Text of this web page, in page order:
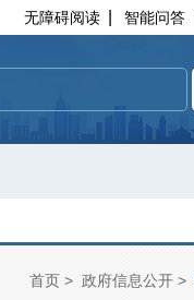
无障碍阅读 智能问答
首页 > 政府信息公开 >